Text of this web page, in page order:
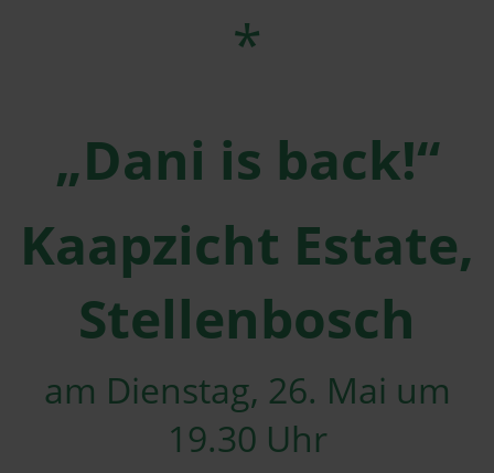
*
„Dani is back!“
Kaapzicht Estate,
Stellenbosch
am Dienstag, 26. Mai um
19.30 Uhr